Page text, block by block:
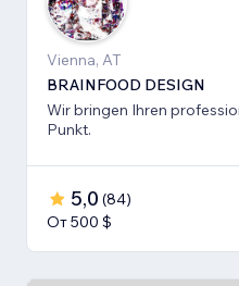
Vienna, AT
BRAINFOOD DESIGN
Wir bringen Ihren
Punkt.
5,0 (84)
От 500 $